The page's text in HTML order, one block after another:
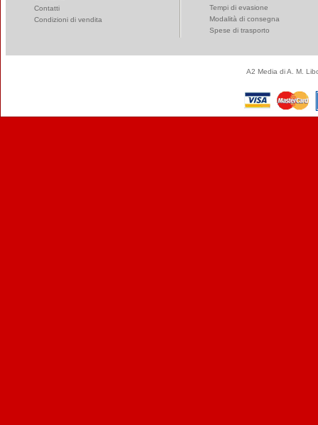
Contatti
Condizioni di vendita
Tempi di evasione
Modalità di consegna
Spese di trasporto
A2 Media di A. M.